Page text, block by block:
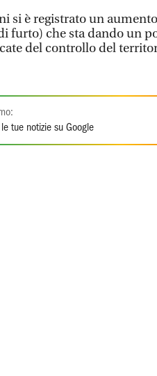
si è registrato un
furto) che sta dando un
del controllo del
tue notizie su Google